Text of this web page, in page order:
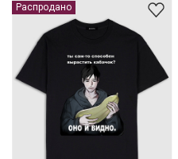
Распродано